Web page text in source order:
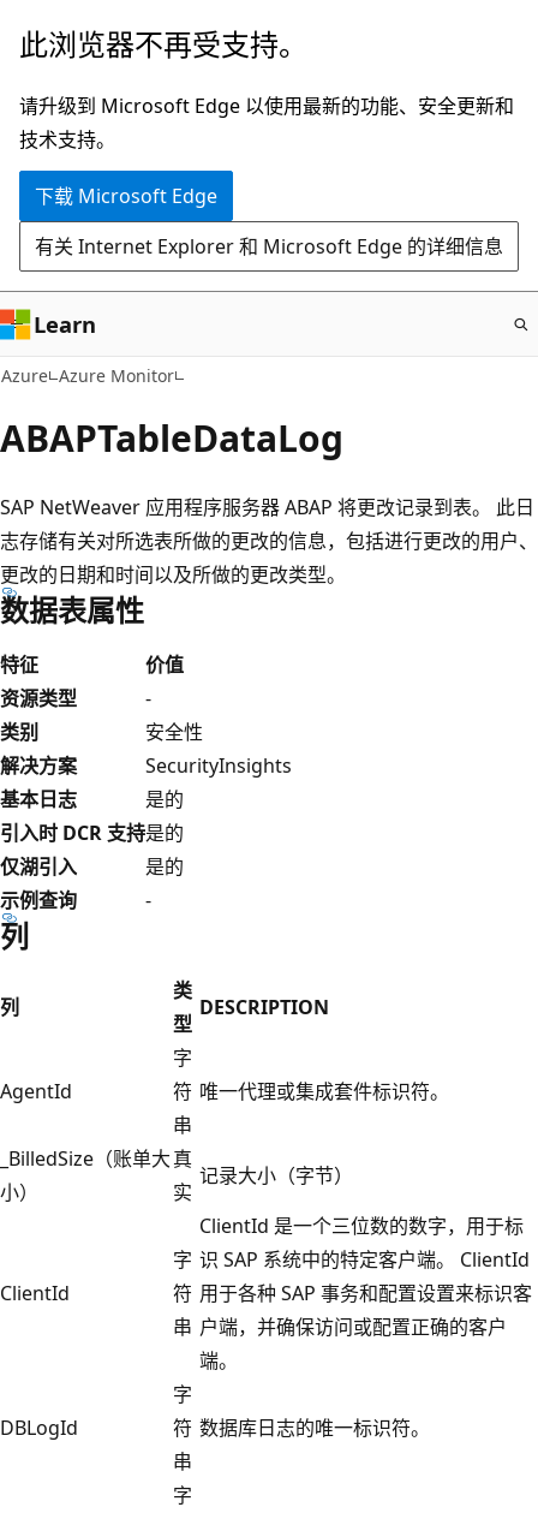
跳
主
要
内
此浏览器不再受支持。
请升级到 Microsoft Edge 以使用最新的功能、安全更新和
技术支持。
下载 Microsoft Edge
有关 Internet Explorer 和 Microsoft Edge 的详细信息
Learn
Azure Azure Monitor
ABAPTableDataLog
SAP NetWeaver 应用程序服务器 ABAP 将更改记录到表。 此日
志存储有关对所选表所做的更改的信息，包括进行更改的用户、
更改的日期和时间以及所做的更改类型。
数据表属性
特征
价值
资源类型
-
类别
安全性
解决方案
SecurityInsights
基本日志
是的
引入时 DCR 支持是的
仅湖引入
是的
示例查询
-
列
列
类
型
DESCRIPTION
AgentId
字
符
串
唯一代理或集成套件标识符。
_BilledSize（账单大
小）
真
实
记录大小（字节）
ClientId
字
符
串
ClientId 是一个三位数的数字，用于标
识 SAP 系统中的特定客户端。 ClientId
用于各种 SAP 事务和配置设置来标识客
户端，并确保访问或配置正确的客户
端。
DBLogId
字
符
串
数据库日志的唯一标识符。
字